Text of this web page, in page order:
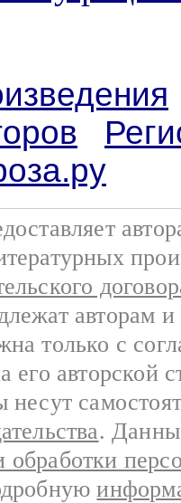
авторам
только с
его авторской
несут
.
обработки